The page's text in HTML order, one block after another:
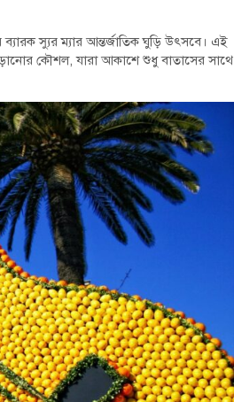
স্যুর ম্যার আন্তর্জাতিক ঘুড়ি উৎসবে। এই
কৌশল, যারা আকাশে শুধু বাতাসের সাথে